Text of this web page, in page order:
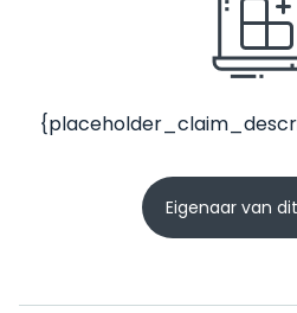
Eigenaar van